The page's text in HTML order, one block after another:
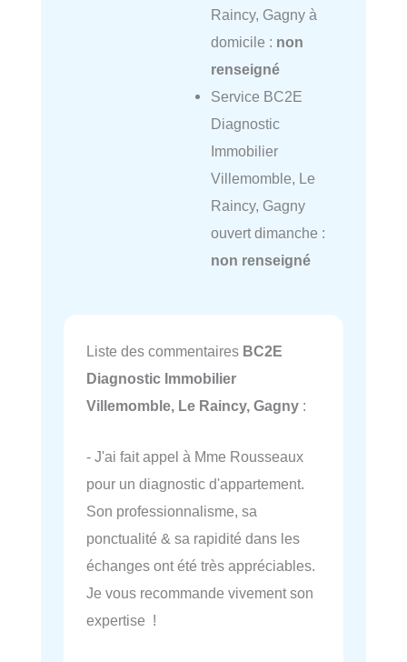
Raincy, Gagny à
domicile : non
renseigné
Service BC2E
Diagnostic
Immobilier
Villemomble, Le
Raincy, Gagny
ouvert dimanche :
non renseigné
Liste des commentaires BC2E
Diagnostic Immobilier
Villemomble, Le Raincy, Gagny :
- J'ai fait appel à Mme Rousseaux
pour un diagnostic d'appartement.
Son professionnalisme, sa
ponctualité & sa rapidité dans les
échanges ont été très appréciables.
Je vous recommande vivement son
expertise !